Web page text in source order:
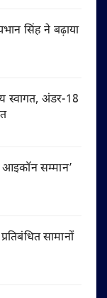
सिंह ने बढ़ाया
स्वागत, अंडर-18
आइकॉन सम्मान’
सामानों